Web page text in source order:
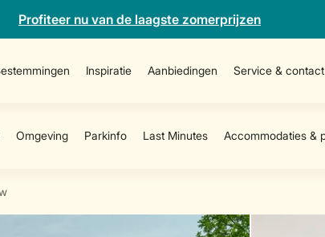
Profiteer nu van de laagste zomerprijzen
Inspiratie Aanbiedingen Service & contact